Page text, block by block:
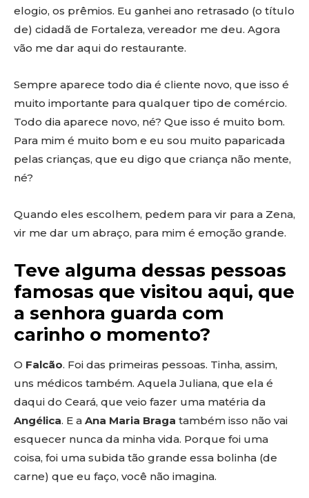
elogio, os prêmios. Eu ganhei ano retrasado (o título
de) cidadã de Fortaleza, vereador me deu. Agora
vão me dar aqui do restaurante.
Sempre aparece todo dia é cliente novo, que isso é
muito importante para qualquer tipo de comércio.
Todo dia aparece novo, né? Que isso é muito bom.
Para mim é muito bom e eu sou muito paparicada
pelas crianças, que eu digo que criança não mente,
né?
Quando eles escolhem, pedem para vir para a Zena,
vir me dar um abraço, para mim é emoção grande.
Teve alguma dessas pessoas
famosas que visitou aqui, que
a senhora guarda com
carinho o momento?
O Falcão. Foi das primeiras pessoas. Tinha, assim,
uns médicos também. Aquela Juliana, que ela é
daqui do Ceará, que veio fazer uma matéria da
Angélica. E a Ana Maria Braga também isso não vai
esquecer nunca da minha vida. Porque foi uma
coisa, foi uma subida tão grande essa bolinha (de
carne) que eu faço, você não imagina.